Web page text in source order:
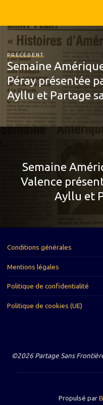
PRÉCÉDENT
Semaine
Péray présentée
Ayllu et Partage
Semaine
Valence
Ayllu et
Conditions générales
Mentions légales
Politique de confidentialité
Politique de cookies (UE)
©2026 Partage Sans
Propulsé par